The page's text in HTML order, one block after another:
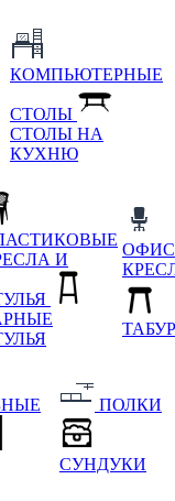
КОМПЬЮТЕРНЫЕ
СТОЛЫ
СТОЛЫ НА
КУХНЮ
И
ПОЛКИ
СУНДУКИ